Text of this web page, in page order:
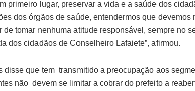
primeiro lugar, preservar a vida e a saúde dos
dos órgãos de saúde, entendermos que devemos
de tomar nenhuma atitude responsável, sempre no
dos cidadãos de Conselheiro Lafaiete”, afirmou.
disse que tem transmitido a preocupação aos
não devem se limitar a cobrar do prefeito a